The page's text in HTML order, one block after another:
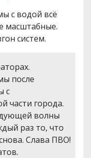
с водой всё
масштабные.
систем.
после
с
части города.
волны
раз то, что
Слава ПВО!